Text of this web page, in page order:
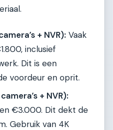
+ NVR): Vaak
inclusief
Dit is een
voordeur en oprit.
+ NVR):
€3.000. Dit dekt de
Gebruik van 4K